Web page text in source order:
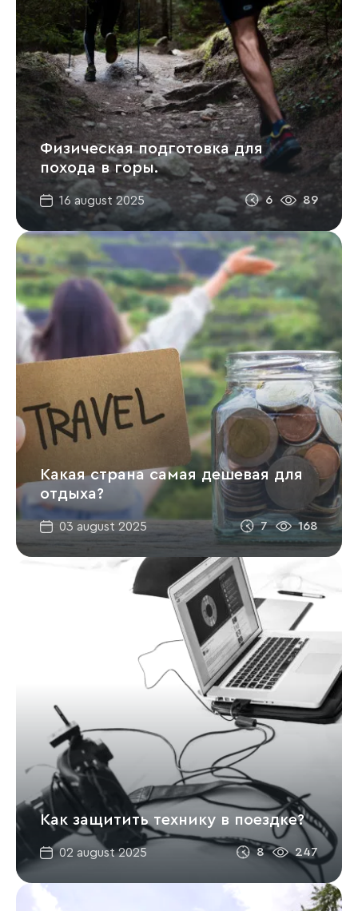
Физическая подготовка для
похода в горы.
16 august 2025 6 89
Какая страна самая дешевая для
отдыха?
03 august 2025 7 168
Как защитить технику в поездке?
02 august 2025 8 247